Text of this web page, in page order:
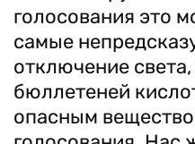
голосования это
самые
отключение
бюллетеней
опасным